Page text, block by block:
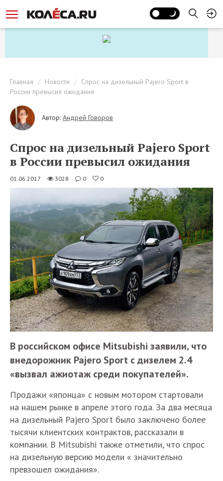
Главная Новости
Спрос на дизельный Pajero Sport в
России превысил ожидания
Автор: Андрей Говоров
Спрос на дизельный Pajero Sport
в России превысил ожидания
01.06.2017 3028 0 0
В российском офисе Mitsubishi заявили, что
внедорожник Pajero Sport с дизелем 2.4
«вызвал ажиотаж среди покупателей».
Продажи «японца» с новым мотором стартовали
на нашем рынке в апреле этого года. За два месяца
на дизельный Pajero Sport было заключено более
тысячи клиентских контрактов, рассказали в
компании. В Mitsubishi также отметили, что спрос
на дизельную версию модели « значительно
превзошел ожидания».